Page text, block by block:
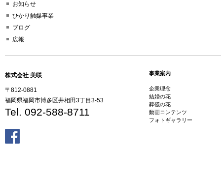
お知らせ
ひかり触媒事業
ブログ
広報
株式会社 美咲
〒812-0881
福岡県福岡市博多区井相田3丁目3-53
Tel. 092-588-8711
事業案内
企業理念
結婚の花
葬儀の花
動画コンテンツ
フォトギャラリー